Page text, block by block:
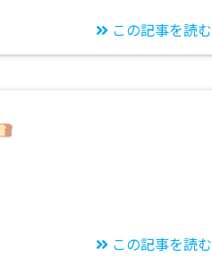
この記事を読む
この記事を読む